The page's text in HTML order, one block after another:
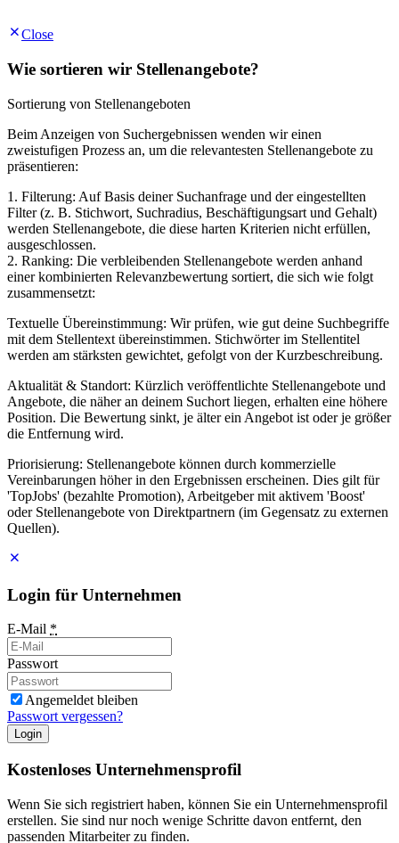
Close
Wie sortieren wir Stellenangebote?
Sortierung von Stellenangeboten
Beim Anzeigen von Suchergebnissen wenden wir einen
zweistufigen Prozess an, um die relevantesten Stellenangebote zu
präsentieren:
1. Filterung: Auf Basis deiner Suchanfrage und der eingestellten
Filter (z. B. Stichwort, Suchradius, Beschäftigungsart und Gehalt)
werden Stellenangebote, die diese harten Kriterien nicht erfüllen,
ausgeschlossen.
2. Ranking: Die verbleibenden Stellenangebote werden anhand
einer kombinierten Relevanzbewertung sortiert, die sich wie folgt
zusammensetzt:
Textuelle Übereinstimmung: Wir prüfen, wie gut deine Suchbegriffe
mit dem Stellentext übereinstimmen. Stichwörter im Stellentitel
werden am stärksten gewichtet, gefolgt von der Kurzbeschreibung.
Aktualität & Standort: Kürzlich veröffentlichte Stellenangebote und
Angebote, die näher an deinem Suchort liegen, erhalten eine höhere
Position. Die Bewertung sinkt, je älter ein Angebot ist oder je größer
die Entfernung wird.
Priorisierung: Stellenangebote können durch kommerzielle
Vereinbarungen höher in den Ergebnissen erscheinen. Dies gilt für
'TopJobs' (bezahlte Promotion), Arbeitgeber mit aktivem 'Boost'
oder Stellenangebote von Direktpartnern (im Gegensatz zu externen
Quellen).
Login für Unternehmen
E-Mail *
Passwort
Angemeldet bleiben
Passwort vergessen?
Login
Kostenloses Unternehmensprofil
Wenn Sie sich registriert haben, können Sie ein Unternehmensprofil
erstellen. Sie sind nur noch wenige Schritte davon entfernt, den
passenden Mitarbeiter zu finden.